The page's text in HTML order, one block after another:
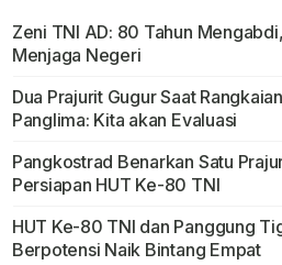
Zeni TNI AD: 80 Tahun
Menjaga Negeri
Dua Prajurit Gugur Saat
Panglima: Kita akan Evaluasi
Pangkostrad Benarkan Satu
Persiapan HUT Ke-80 TNI
HUT Ke-80 TNI dan Panggung
Berpotensi Naik Bintang Empat